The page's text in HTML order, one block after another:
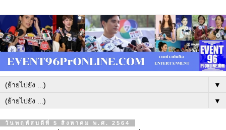
▼
▼
วันพฤหัสบดีที่ 5 สิงหาคม พ.ศ. 2564